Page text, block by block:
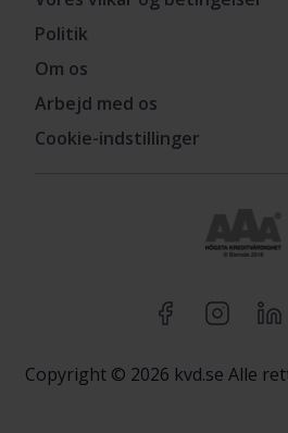
Politik
Om os
Arbejd med os
Cookie-indstillinger
Copyright © 2026 kvd.se Alle